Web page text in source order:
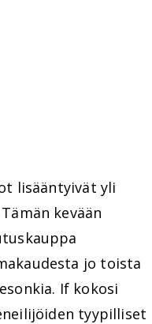
lisääntyivät yli
kevään
jo toista
If kokosi
tyypilliset